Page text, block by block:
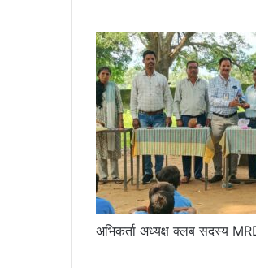
अभिकर्ता अध्यक्ष क्लब सदस्य